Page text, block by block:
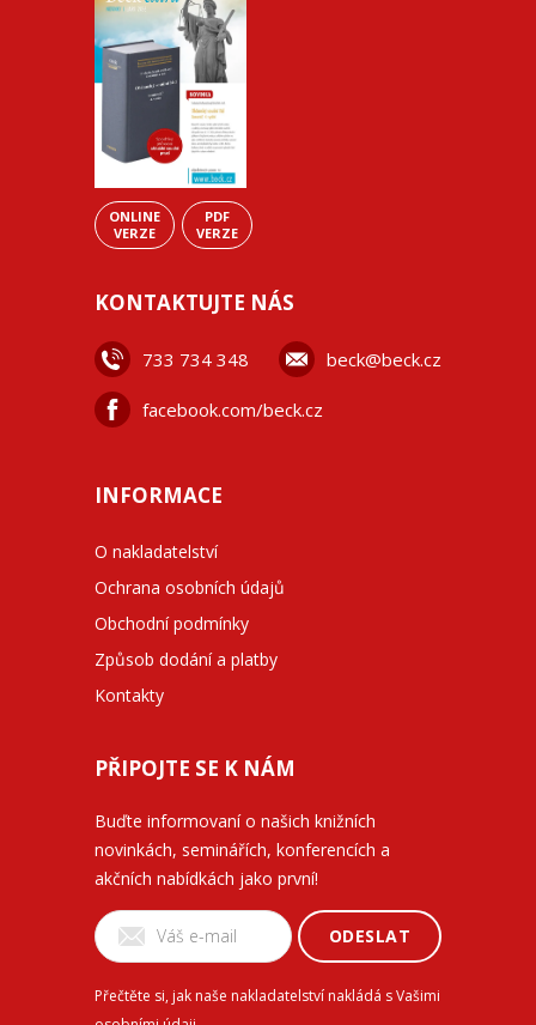
ONLINE
VERZE
PDF
VERZE
KONTAKTUJTE NÁS
733 734 348 beck@beck.cz
facebook.com/beck.cz
INFORMACE
O nakladatelství
Ochrana osobních údajů
Obchodní podmínky
Způsob dodání a platby
Kontakty
PŘIPOJTE SE K NÁM
Buďte informovaní o našich knižních
novinkách, seminářích, konferencích a
akčních nabídkách jako první!
ODESLAT
Přečtěte si, jak naše nakladatelství nakládá s Vašimi